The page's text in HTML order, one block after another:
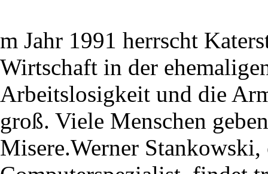
m Jahr 1991 herrscht
Wirtschaft in der
Arbeitslosigkeit und die
groß. Viele Menschen
Misere.Werner